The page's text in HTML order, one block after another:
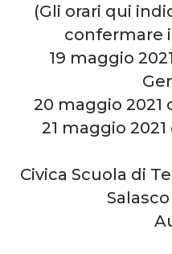
(Gli orari qui
confermare
19 maggio
20 maggio 2021
21 maggio 2021
Civica Scuola di